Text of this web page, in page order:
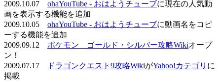
2009.10.07 ohaYouTube - おはようチューブに現在の人気動
画を表示する機能を追加
2009.10.05 ohaYouTube - おはようチューブに動画名をコピ
ーする機能を追加
2009.09.12 ポケモン ゴールド・シルバー攻略Wikiオープ
ン！
2009.07.17
ドラゴンクエスト9攻略WikiがYahoo!カテゴリ に
掲載